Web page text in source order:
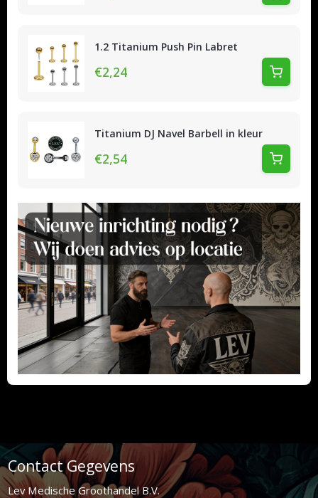
1.2 Titanium Push Pin Labret
€2,24
Titanium DJ Navel Barbell in kleur
€2,54
Contact Gegevens
Lev Medische Groothandel B.V.